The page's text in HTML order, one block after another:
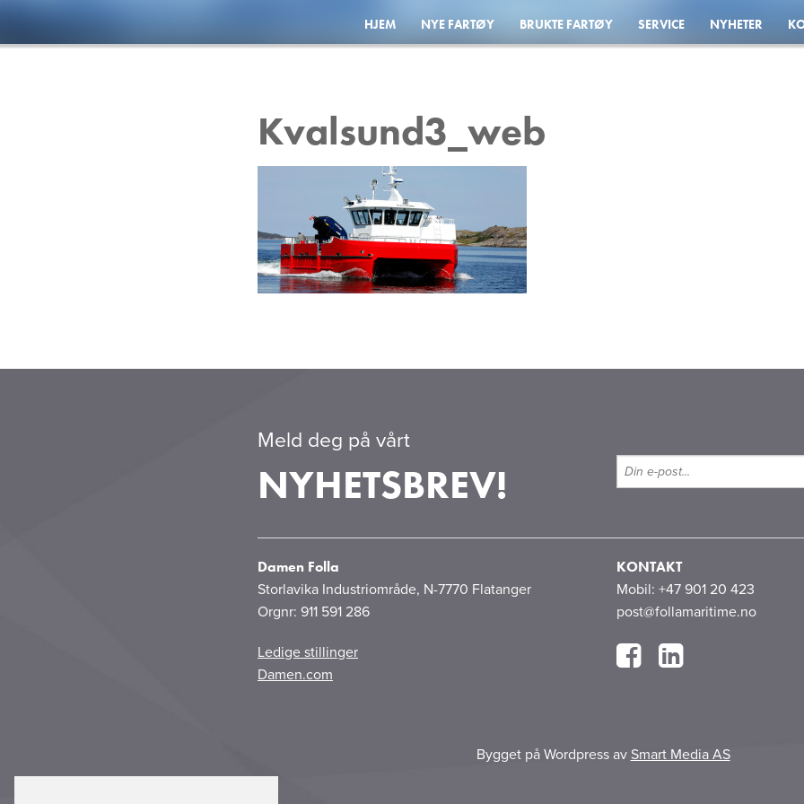
HJEM NYE FARTØY BRUKTE FARTØY SERVICE NYHETER
Kvalsund3_web
Meld deg på vårt
NYHETSBREV!
Damen Folla
Storlavika Industriområde, N-7770 Flatanger
Orgnr: 911 591 286
Ledige stillinger
Damen.com
KONTAKT
Mobil: +47 901 20 423
post@follamaritime.no
Bygget på Wordpress av Smart Media AS